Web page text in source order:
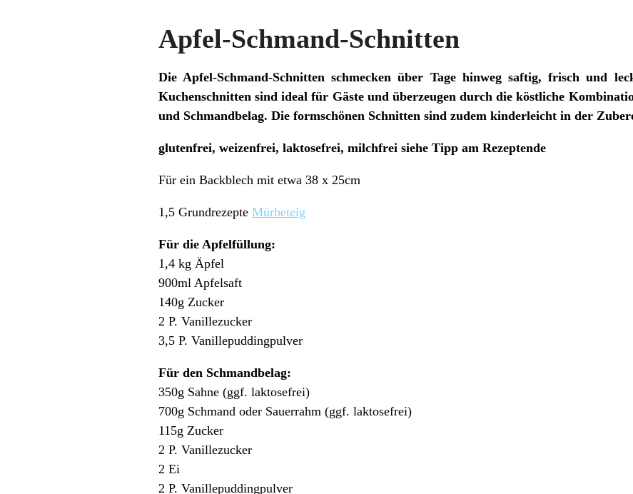
Apfel-Schmand-Schnitten
Die Apfel-Schmand-Schnitten schmecken über Tage hinweg saftig, frisch und
Kuchenschnitten sind ideal für Gäste und überzeugen durch die köstliche
und Schmandbelag. Die formschönen Schnitten sind zudem kinderleicht in der
glutenfrei, weizenfrei, laktosefrei, milchfrei siehe Tipp am Rezeptende
Für ein Backblech mit etwa 38 x 25cm
1,5 Grundrezepte Mürbeteig
Für die Apfelfüllung:
1,4 kg Äpfel
900ml Apfelsaft
140g Zucker
2 P. Vanillezucker
3,5 P. Vanillepuddingpulver
Für den Schmandbelag:
350g Sahne (ggf. laktosefrei)
700g Schmand oder Sauerrahm (ggf. laktosefrei)
115g Zucker
2 P. Vanillezucker
2 Ei
2 P. Vanillepuddingpulver